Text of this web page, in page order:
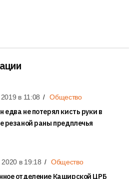
в 11:08 Общество
едва не потерял кисть руки в
резаной раны предплечья
2020 в 19:18 Общество
отделение Каширской ЦРБ